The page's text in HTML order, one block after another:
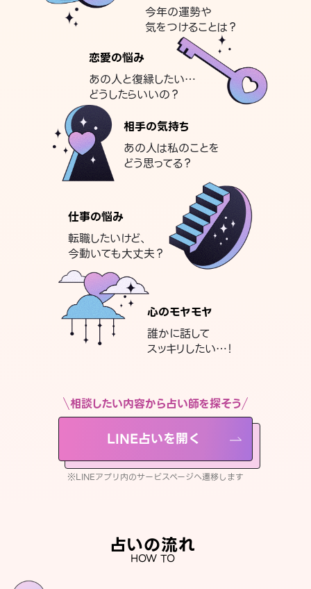
今年の運勢や
気をつけることは？
恋愛の悩み
あの人と復縁したい…
どうしたらいいの？
相手の気持ち
あの人は私のことを
どう思ってる？
仕事の悩み
転職したいけど、
今動いても大丈夫？
心のモヤモヤ
誰かに話して
スッキリしたい…！
相談したい内容から占い師を探そう
LINE占いを開く
※LINEアプリ内のサービスページへ遷移します
占いの流れ
HOW TO